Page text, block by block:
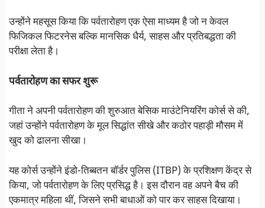
उन्होंने महसूस किया कि पर्वतारोहण एक ऐसा माध्यम है जो न केवल
फिजिकल फिटरनेस बल्कि मानसिक धैर्य, साहस और प्रतिबद्धता की
परीक्षा लेता है।
पर्वतारोहण का सफर शुरू
गीता ने अपनी पर्वतारोहण की शुरुआत बेसिक माउंटेनियरिंग कोर्स से की,
जहां उन्होंने पर्वतारोहण के मूल सिद्धांत सीखे और कठोर पहाड़ी मौसम में
खुद को ढालना सीखा।
यह कोर्स उन्होंने इंडो-तिब्बतन बॉर्डर पुलिस (ITBP) के प्रशिक्षण केंद्र से
किया, जो पर्वतारोहण के लिए प्रसिद्ध है। इस दौरान वह अपने बैच की
एकमात्र महिला थीं, जिसने सभी बाधाओं को पार कर साहस दिखाया।